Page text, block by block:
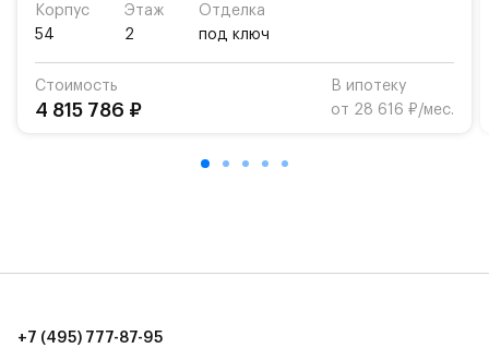
парковки.
Территория квартала приватная, въезд
осуществляется по пропускам.#yan19-2r1521099#
Корпус
54
Этаж
2
Отделка
под ключ
Стоимость
4 815 786 ₽
В ипотеку
от 28 616 ₽/мес.
+7 (495) 777-87-95